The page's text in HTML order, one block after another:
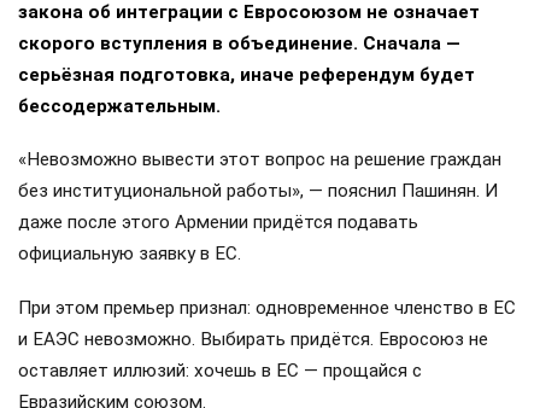
закона об интеграции с Евросоюзом не означает
скорого вступления в объединение. Сначала —
серьёзная подготовка, иначе референдум будет
бессодержательным.
«Невозможно вывести этот вопрос на решение граждан
без институциональной работы», — пояснил Пашинян. И
даже после этого Армении придётся подавать
официальную заявку в ЕС.
При этом премьер признал: одновременное членство в ЕС
и ЕАЭС невозможно. Выбирать придётся. Евросоюз не
оставляет иллюзий: хочешь в ЕС — прощайся с
Евразийским союзом.